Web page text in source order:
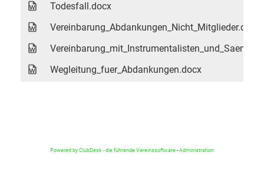
Todesfall.docx
Vereinbarung_Abdankungen_Nicht_Mitglieder.docx
Wegleitung_fuer_Abdankungen.docx
Powered by ClubDesk - die führende Vereinssoftware-Administration